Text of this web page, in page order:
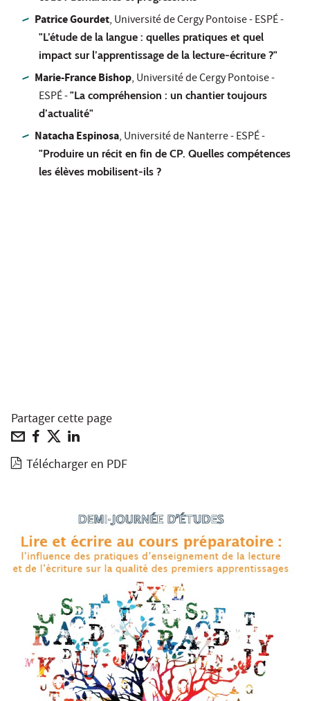
Patrice Gourdet, Université de Cergy Pontoise - ESPÉ -
"L’étude de la langue : quelles pratiques et quel
impact sur l’apprentissage de la lecture-écriture ?"
Marie-France Bishop, Université de Cergy Pontoise -
ESPÉ -"La compréhension : un chantier toujours
d’actualité"
Natacha Espinosa, Université de Nanterre - ESPÉ -
"Produire un récit en fin de CP. Quelles compétences
les élèves mobilisent-ils ?
Partager cette page
Télécharger en PDF